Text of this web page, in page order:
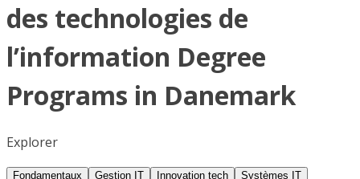
des technologies de
l’information Degree
Programs in Danemark
Explorer
Fondamentaux Gestion IT Innovation tech
Systèmes IT